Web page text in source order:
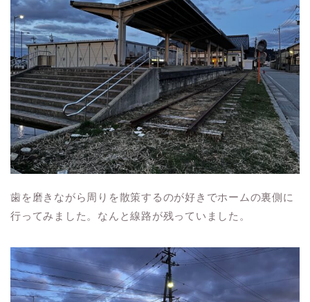
歯を磨きながら周りを散策するのが好きでホームの裏側に
行ってみました。なんと線路が残っていました。